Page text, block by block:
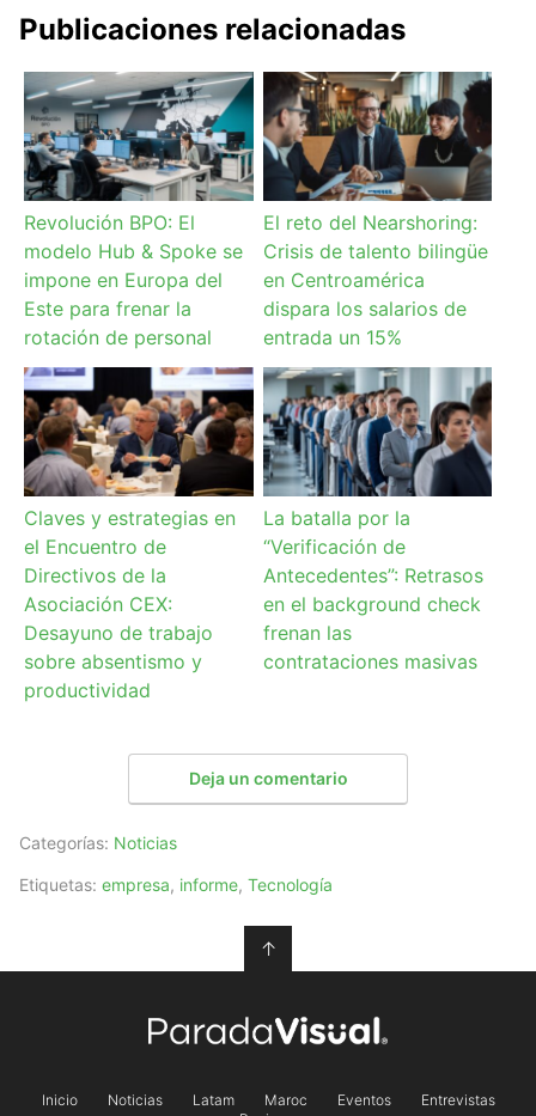
Publicaciones relacionadas
Revolución BPO: El
modelo Hub & Spoke se
impone en Europa del
Este para frenar la
rotación de personal
El reto del Nearshoring:
Crisis de talento bilingüe
en Centroamérica
dispara los salarios de
entrada un 15%
Claves y estrategias en
el Encuentro de
Directivos de la
Asociación CEX:
Desayuno de trabajo
sobre absentismo y
productividad
La batalla por la
“Verificación de
Antecedentes”: Retrasos
en el background check
frenan las
contrataciones masivas
Deja un comentario
Categorías: Noticias
Etiquetas: empresa, informe, Tecnología
↑
Inicio Noticias Latam Maroc Eventos
Entrevistas